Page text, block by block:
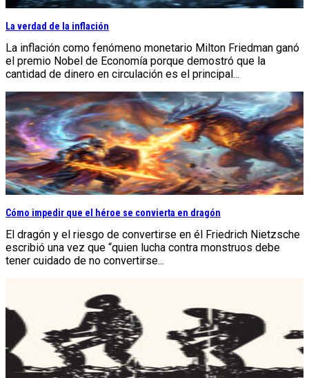
La verdad de la inflación
La inflación como fenómeno monetario Milton Friedman ganó
el premio Nobel de Economía porque demostró que la
cantidad de dinero en circulación es el principal...
Cómo impedir que el héroe se convierta en dragón
El dragón y el riesgo de convertirse en él Friedrich Nietzsche
escribió una vez que “quien lucha contra monstruos debe
tener cuidado de no convertirse...